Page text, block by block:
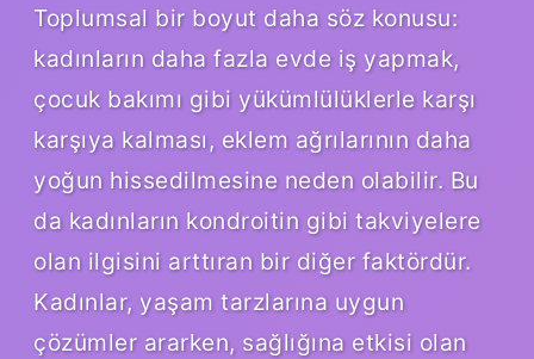
Toplumsal bir boyut daha söz konusu:
kadınların daha fazla evde iş yapmak,
çocuk bakımı gibi yükümlülüklerle karşı
karşıya kalması, eklem ağrılarının daha
yoğun hissedilmesine neden olabilir. Bu
da kadınların kondroitin gibi takviyelere
olan ilgisini arttıran bir diğer faktördür.
Kadınlar, yaşam tarzlarına uygun
çözümler ararken, sağlığına etkisi olan